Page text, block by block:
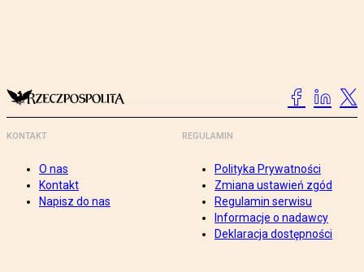
KONTAKT
O nas
Kontakt
Napisz do nas
REGULAMIN
Polityka Prywatności
Zmiana ustawień zgód
Regulamin serwisu
Informacje o nadawcy
Deklaracja dostępności